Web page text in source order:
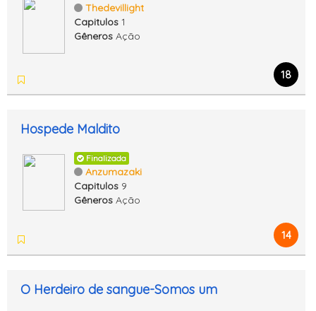
Thedevillight
Capitulos 1
Gêneros Ação
18
Hospede Maldito
Finalizada
Anzumazaki
Capitulos 9
Gêneros Ação
14
O Herdeiro de sangue-Somos um